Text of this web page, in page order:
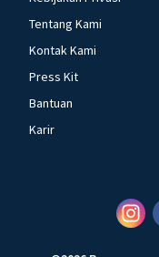
Tentang Kami
Kontak Kami
Press Kit
Bantuan
Karir